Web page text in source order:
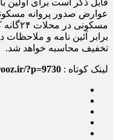
عوارض صدور پروانه
تخفیف محاسبه خواهد شد.
لینک کوتاه : ?p=9730